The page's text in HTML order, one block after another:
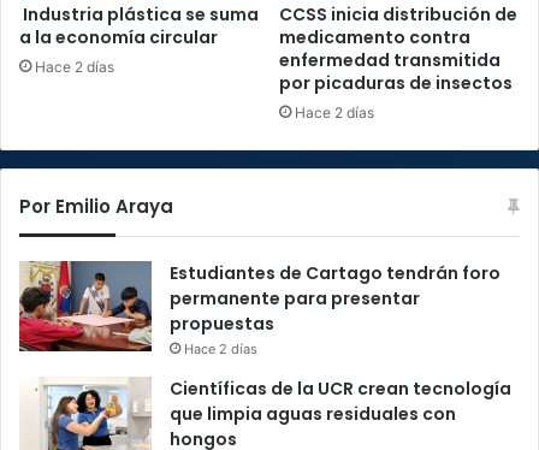
Industria plástica se suma
a la economía circular
Hace 2 días
CCSS inicia distribución de
medicamento contra
enfermedad transmitida
por picaduras de insectos
Hace 2 días
Por Emilio Araya
Estudiantes de Cartago tendrán foro
permanente para presentar
propuestas
Hace 2 días
Científicas de la UCR crean tecnología
que limpia aguas residuales con
hongos